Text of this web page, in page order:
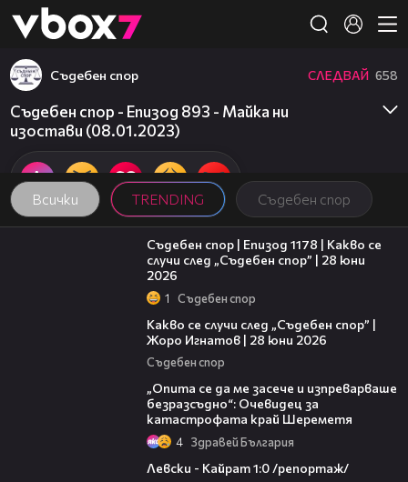
👾
Всички TRENDING Съдебен спор
Съдебен спор СЛЕДВАЙ 658
Съдебен спор - Епизод 893 - Майка ни
изостави (08.01.2023)
47:02
Съдебен спор | Епизод 1178 | Какво се
случи след „Съдебен спор” | 28 юни
2026
1 Съдебен спор
Какво се случи след „Съдебен спор” |
Жоро Игнатов | 28 юни 2026
Съдебен спор
„Опита се да ме засече и изпреварваше
безразсъдно“: Очевидец за
катастрофата край Шереметя
4 Здравей България
Левски - Кайрат 1:0 /репортаж/